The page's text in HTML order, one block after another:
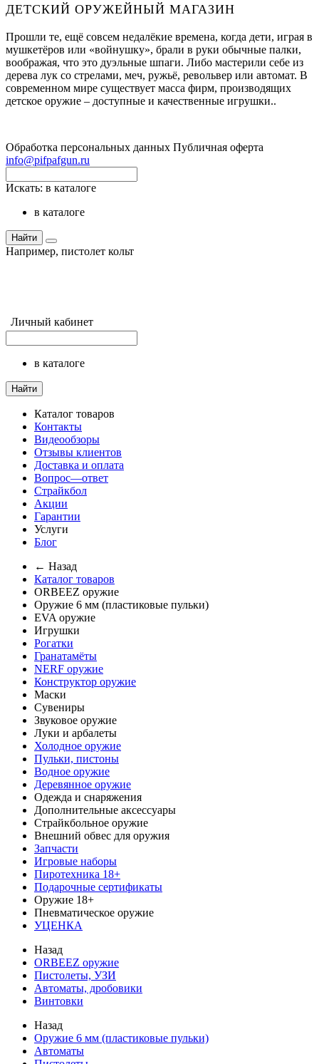
ДЕТСКИЙ ОРУЖЕЙНЫЙ МАГАЗИН
Прошли те, ещё совсем недалёкие времена, когда дети, играя в
мушкетёров или «войнушку», брали в руки обычные палки,
воображая, что это дуэльные шпаги. Либо мастерили себе из
дерева лук со стрелами, меч, ружьё, револьвер или автомат. В
современном мире существует масса фирм, производящих
детское оружие – доступные и качественные игрушки..
Обработка персональных данных Публичная оферта
info@pifpafgun.ru
Искать: в каталоге
в каталоге
Найти
Например, пистолет кольт
Личный кабинет
в каталоге
Найти
Каталог товаров
Контакты
Видеообзоры
Отзывы клиентов
Доставка и оплата
Вопрос—ответ
Страйкбол
Акции
Гарантии
Услуги
Блог
← Назад
Каталог товаров
ORBEEZ оружие
Оружие 6 мм (пластиковые пульки)
EVA оружие
Игрушки
Рогатки
Гранатамёты
NERF оружие
Конструктор оружие
Маски
Сувениры
Звуковое оружие
Луки и арбалеты
Холодное оружие
Пульки, пистоны
Водное оружие
Деревянное оружие
Одежда и снаряжения
Дополнительные аксессуары
Страйкбольное оружие
Внешний обвес для оружия
Запчасти
Игровые наборы
Пиротехника 18+
Подарочные сертификаты
Оружие 18+
Пневматическое оружие
УЦЕНКА
Назад
ORBEEZ оружие
Пистолеты, УЗИ
Автоматы, дробовики
Винтовки
Назад
Оружие 6 мм (пластиковые пульки)
Автоматы